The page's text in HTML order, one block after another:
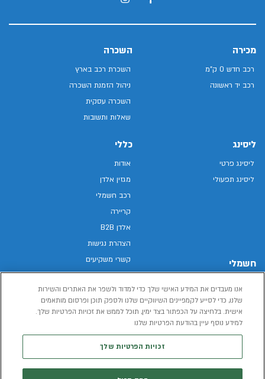
מכירה
רכב חדש 0 ק"מ
רכב יד ראשונה
השכרה
השכרת רכב בארץ
ניהול הזמנת השכרה
השכרה עסקית
שאלות ותשובות
ליסינג
ליסינג פרטי
ליסינג תפעולי
חשמלי
רכב חשמלי
הכל על רכב חשמלי
כללי
אודות
מגזין אלדן
רכב חשמלי
קריירה
אלדן B2B
הצהרת נגישות
קשרי משקיעים
מפת האתר
מדיניות פרטיות
תנאי שימוש
אנו מעבדים את המידע האישי שלך כדי למדוד ולשפר את האתרים והשירות
שלנו, כדי לסייע לקמפיינים השיווקיים שלנו ולספק תוכן ופרסום מותאמים
אישית. בלחיצה על הכפתור בצד ימין, תוכל לממש את זכויות הפרטיות שלך.
למידע נוסף עיין בהודעת הפרטיות שלנו
זכויות הפרטיות שלך